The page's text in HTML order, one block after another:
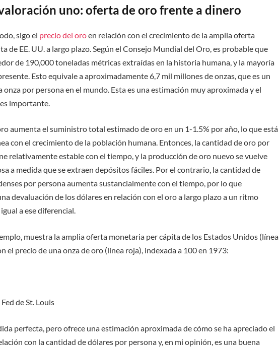
uno: oferta de oro frente a dinero
sigo el precio del oroen relación con el crecimiento de la amplia oferta
de EE. UU. a largo plazo. Según el Consejo Mundial del Oro, es probable que
de 190,000 toneladas métricas extraídas en la historia humana, y la mayoría
Esto equivale a aproximadamente 6,7 mil millones de onzas, que es un
onza por persona en el mundo. Esta es una estimación muy aproximada y el
importante.
aumenta el suministro total estimado de oro en un 1-1.5% por año, lo que está
con el crecimiento de la población humana. Entonces, la cantidad de oro por
relativamente estable con el tiempo, y la producción de oro nuevo se vuelve
a medida que se extraen depósitos fáciles. Por el contrario, la cantidad de
por persona aumenta sustancialmente con el tiempo, por lo que
devaluación de los dólares en relación con el oro a largo plazo a un ritmo
a ese diferencial.
muestra la amplia oferta monetaria per cápita de los Estados Unidos (línea
el precio de una onza de oro (línea roja), indexada a 100 en 1973:
de St. Louis
perfecta, pero ofrece una estimación aproximada de cómo se ha apreciado el
con la cantidad de dólares por persona y, en mi opinión, es una buena